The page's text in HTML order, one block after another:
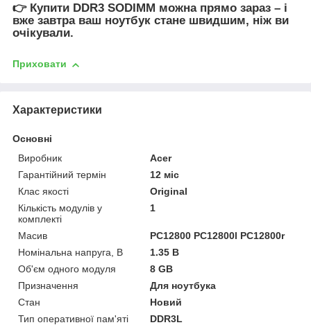
👉 Купити DDR3 SODIMM можна прямо зараз – і
вже завтра ваш ноутбук стане швидшим, ніж ви
очікували.
Приховати
Характеристики
Основні
Виробник
Acer
Гарантійний термін
12 міс
Клас якості
Original
Кількість модулів у
комплекті
1
Масив
PC12800 PC12800l PC12800r
Номінальна напруга, В
1.35 В
Об'єм одного модуля
8 GB
Призначення
Для ноутбука
Стан
Новий
Тип оперативної пам'яті
DDR3L